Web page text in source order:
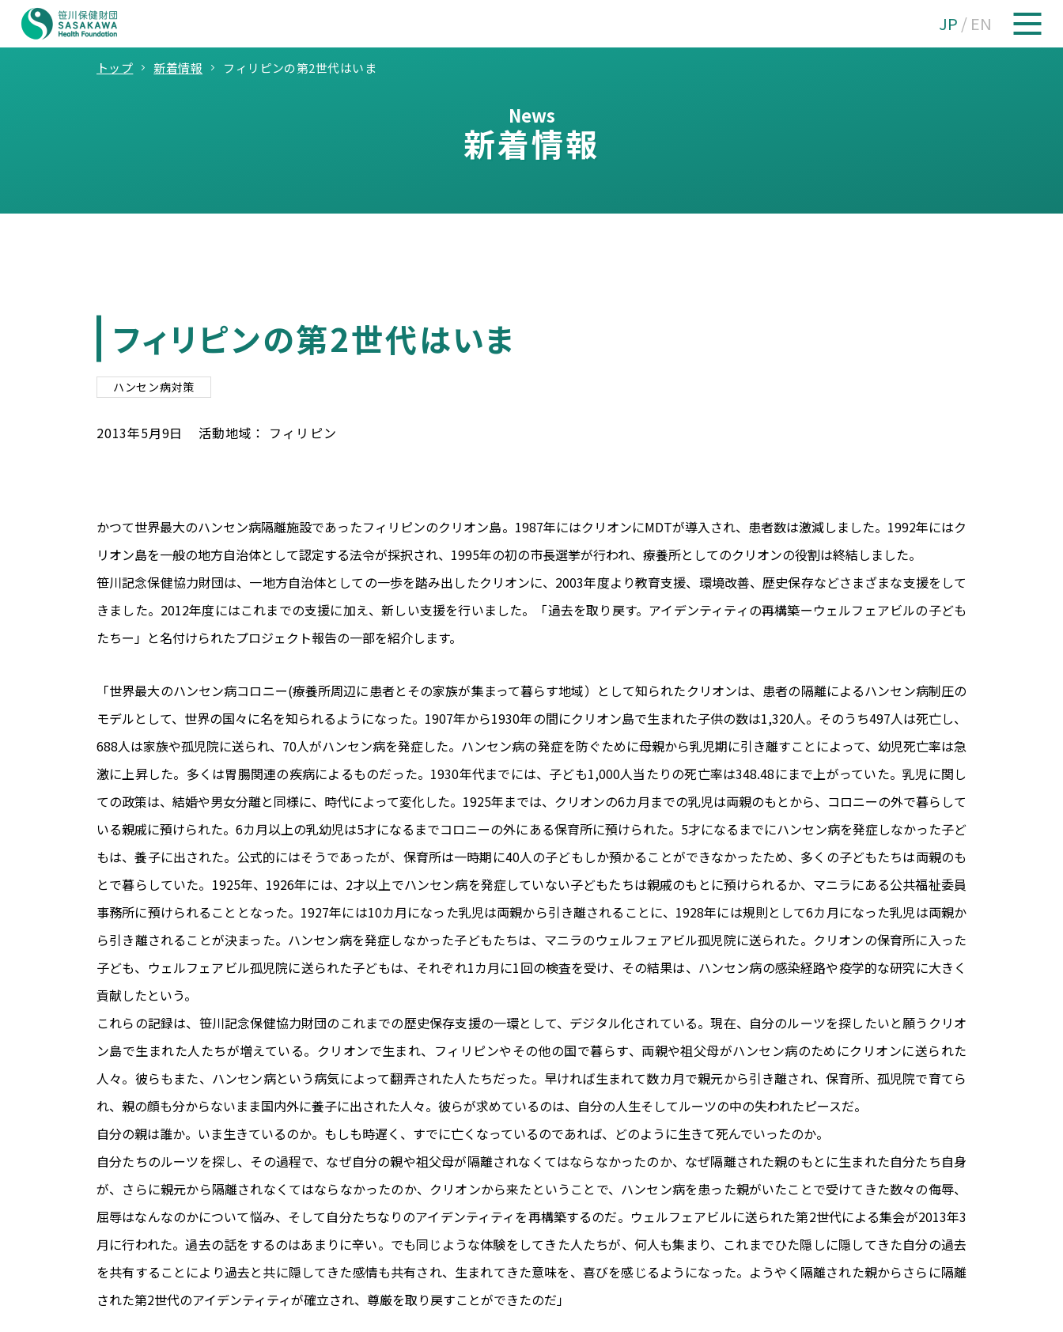
JP / EN
トップ 新着情報 フィリピンの第2世代はいま
News
新着情報
フィリピンの第2世代はいま
ハンセン病対策
2013年5月9日 活動地域： フィリピン
かつて世界最大のハンセン病隔離施設であったフィリピンのクリオン島。1987年にはクリオンにMDTが導入され、患者数は激減しました。1992年にはク
リオン島を一般の地方自治体として認定する法令が採択され、1995年の初の市長選挙が行われ、療養所としてのクリオンの役割は終結しました。
笹川記念保健協力財団は、一地方自治体としての一歩を踏み出したクリオンに、2003年度より教育支援、環境改善、歴史保存などさまざまな支援をして
きました。2012年度にはこれまでの支援に加え、新しい支援を行いました。「過去を取り戻す。アイデンティティの再構築ーウェルフェアビルの子ども
たちー」と名付けられたプロジェクト報告の一部を紹介します。
「世界最大のハンセン病コロニー(療養所周辺に患者とその家族が集まって暮らす地域）として知られたクリオンは、患者の隔離によるハンセン病制圧の
モデルとして、世界の国々に名を知られるようになった。1907年から1930年の間にクリオン島で生まれた子供の数は1,320人。そのうち497人は死亡し、
688人は家族や孤児院に送られ、70人がハンセン病を発症した。ハンセン病の発症を防ぐために母親から乳児期に引き離すことによって、幼児死亡率は急
激に上昇した。多くは胃腸関連の疾病によるものだった。1930年代までには、子ども1,000人当たりの死亡率は348.48にまで上がっていた。乳児に関し
ての政策は、結婚や男女分離と同様に、時代によって変化した。1925年までは、クリオンの6カ月までの乳児は両親のもとから、コロニーの外で暮らして
いる親戚に預けられた。6カ月以上の乳幼児は5才になるまでコロニーの外にある保育所に預けられた。5才になるまでにハンセン病を発症しなかった子ど
もは、養子に出された。公式的にはそうであったが、保育所は一時期に40人の子どもしか預かることができなかったため、多くの子どもたちは両親のも
とで暮らしていた。1925年、1926年には、2才以上でハンセン病を発症していない子どもたちは親戚のもとに預けられるか、マニラにある公共福祉委員
事務所に預けられることとなった。1927年には10カ月になった乳児は両親から引き離されることに、1928年には規則として6カ月になった乳児は両親か
ら引き離されることが決まった。ハンセン病を発症しなかった子どもたちは、マニラのウェルフェアビル孤児院に送られた。クリオンの保育所に入った
子ども、ウェルフェアビル孤児院に送られた子どもは、それぞれ1カ月に1回の検査を受け、その結果は、ハンセン病の感染経路や疫学的な研究に大きく
貢献したという。
これらの記録は、笹川記念保健協力財団のこれまでの歴史保存支援の一環として、デジタル化されている。現在、自分のルーツを探したいと願うクリオ
ン島で生まれた人たちが増えている。クリオンで生まれ、フィリピンやその他の国で暮らす、両親や祖父母がハンセン病のためにクリオンに送られた
人々。彼らもまた、ハンセン病という病気によって翻弄された人たちだった。早ければ生まれて数カ月で親元から引き離され、保育所、孤児院で育てら
れ、親の顔も分からないまま国内外に養子に出された人々。彼らが求めているのは、自分の人生そしてルーツの中の失われたピースだ。
自分の親は誰か。いま生きているのか。もしも時遅く、すでに亡くなっているのであれば、どのように生きて死んでいったのか。
自分たちのルーツを探し、その過程で、なぜ自分の親や祖父母が隔離されなくてはならなかったのか、なぜ隔離された親のもとに生まれた自分たち自身
が、さらに親元から隔離されなくてはならなかったのか、クリオンから来たということで、ハンセン病を患った親がいたことで受けてきた数々の侮辱、
屈辱はなんなのかについて悩み、そして自分たちなりのアイデンティティを再構築するのだ。ウェルフェアビルに送られた第2世代による集会が2013年3
月に行われた。過去の話をするのはあまりに辛い。でも同じような体験をしてきた人たちが、何人も集まり、これまでひた隠しに隠してきた自分の過去
を共有することにより過去と共に隠してきた感情も共有され、生まれてきた意味を、喜びを感じるようになった。ようやく隔離された親からさらに隔離
された第2世代のアイデンティティが確立され、尊厳を取り戻すことができたのだ」